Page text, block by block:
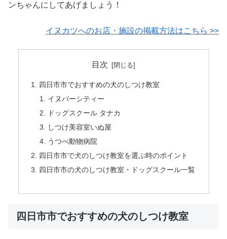
ンちゃんにしてあげましょう！
イヌカツへのお店・施設の掲載方法はこちら >>
目次
四日市市でおすすめの犬のしつけ教室
イヌバーシティー
ドッグスクール タナカ
しつけ美容室いぬ屋
うつべ動物病院
四日市市で犬のしつけ教室を選ぶ時のポイント
四日市市の犬のしつけ教室・ドッグスクール一覧
四日市市でおすすめの犬のしつけ教室